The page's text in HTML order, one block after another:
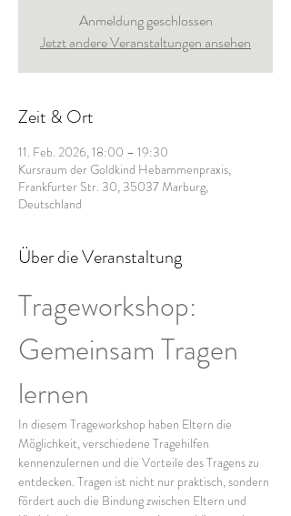
Anmeldung geschlossen
Jetzt andere Veranstaltungen ansehen
Zeit & Ort
11. Feb. 2026, 18:00 – 19:30
Kursraum der Goldkind Hebammenpraxis,
Frankfurter Str. 30, 35037 Marburg,
Deutschland
Über die Veranstaltung
Trageworkshop:
Gemeinsam Tragen
lernen
In diesem Trageworkshop haben Eltern die
Möglichkeit, verschiedene Tragehilfen
kennenzulernen und die Vorteile des Tragens zu
entdecken. Tragen ist nicht nur praktisch, sondern
fördert auch die Bindung zwischen Eltern und